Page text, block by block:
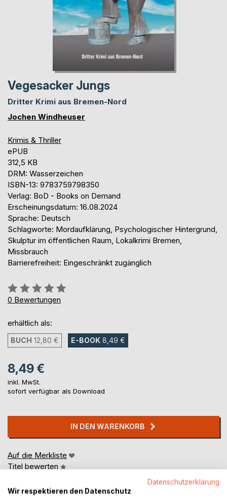
Vegesacker Jungs
Dritter Krimi aus Bremen-Nord
Jochen Windheuser
Krimis & Thriller
ePUB
312,5 KB
DRM: Wasserzeichen
ISBN-13: 9783759798350
Verlag: BoD - Books on Demand
Erscheinungsdatum: 16.08.2024
Sprache: Deutsch
Schlagworte: Mordaufklärung, Psychologischer Hintergrund,
Skulptur im öffentlichen Raum, Lokalkrimi Bremen,
Missbrauch
Barrierefreiheit: Eingeschränkt zugänglich
Bewertung::
0%
0 Bewertungen
erhältlich als:
BUCH 12,80 € E-BOOK 8,49 €
8,49 €
inkl. MwSt.
sofort verfügbar als Download
IN DEN WARENKORB
Auf die Merkliste
Titel bewerten
Datenschutzerklärung
Wir respektieren den Datenschutz